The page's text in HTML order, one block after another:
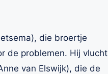
die broertje
de problemen. Hij vlucht
van Elswijk), die de